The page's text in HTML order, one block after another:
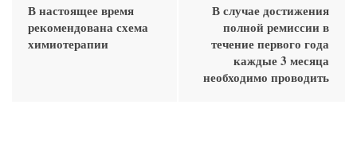
В настоящее время
рекомендована схема
химиотерапии
В случае достижения
полной ремиссии в
течение первого года
каждые 3 месяца
необходимо проводить